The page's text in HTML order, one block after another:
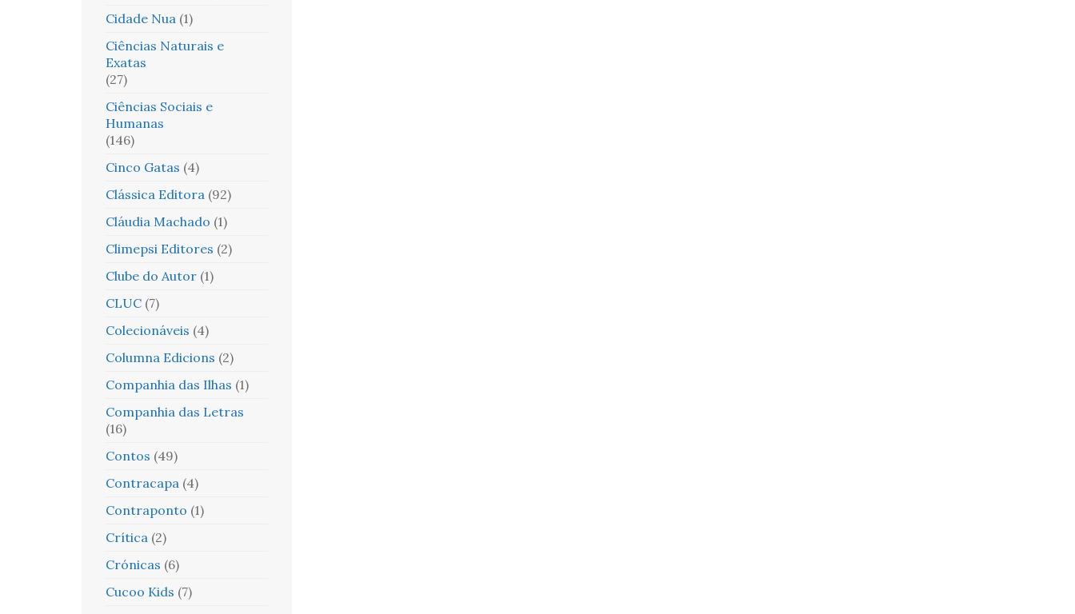
Cidade Nua (1)
Ciências Naturais e
Exatas
(27)
Ciências Sociais e
Humanas
(146)
Cinco Gatas (4)
Clássica Editora (92)
Cláudia Machado (1)
Climepsi Editores (2)
Clube do Autor (1)
CLUC (7)
Colecionáveis (4)
Columna Edicions (2)
Companhia das Ilhas (1)
Companhia das Letras
(16)
Contos (49)
Contracapa (4)
Contraponto (1)
Crítica (2)
Crónicas (6)
Cucoo Kids (7)